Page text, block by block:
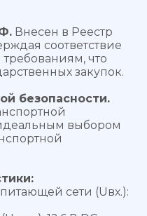
Внесен в Реестр
соответствие
что
закупок.
безопасности.
выбором
сети (Uвх.):